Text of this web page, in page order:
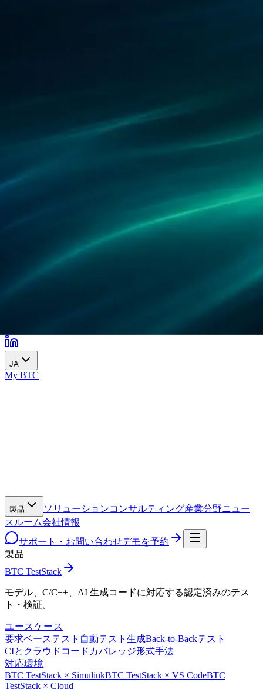
JA
My BTC
製品 ソリューションコンサルティング産業分野ニュー
スルーム会社情報
サポート・お問い合わせデモを予約
製品
BTC TestStack
モデル、C/C++、AI 生成コードに対応する認定済みのテス
ト・検証。
ユースケース
要求ベーステスト 自動テスト生成Back-to-Backテスト
CIとクラウド コードカバレッジ形式手法
対応環境
BTC TestStack × SimulinkBTC TestStack × VS CodeBTC
TestStack × Cloud